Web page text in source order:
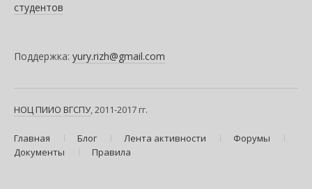
студентов
Поддержка: yury.rizh@gmail.com
НОЦ ПИИО ВГСПУ, 2011-2017 гг.
Главная Блог Лента активности
Форумы
Документы
Правила